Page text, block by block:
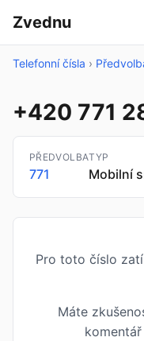
Zvednu
Telefonní čísla ›
+420 771
PŘEDVOLBA
771
TYP
Mobilní
Pro toto číslo
Máte